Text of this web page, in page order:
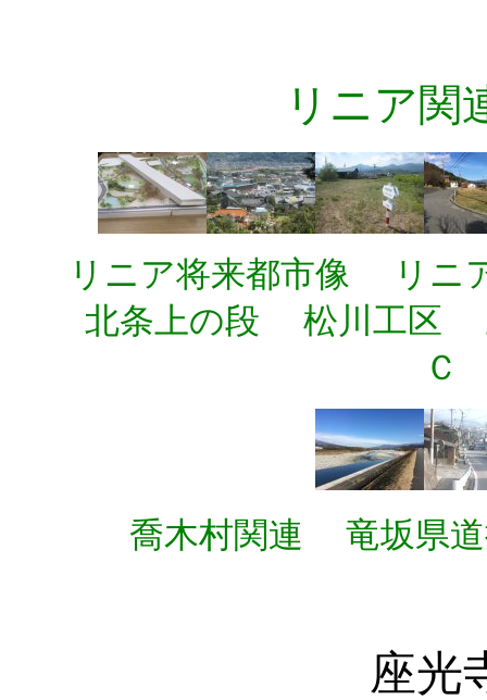
リニア関
リニア将来都市像 リニ
北条上の段 松川工区
喬木村関連 竜坂県
座光